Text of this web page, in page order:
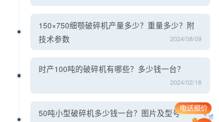
150×750细颚破碎机产量多少？重量多少？附
技术参数
2024/08/09
时产100吨的破碎机有哪些？多少钱一台？
2024/02/18
50吨小型破碎机多少钱一台？图片及型号